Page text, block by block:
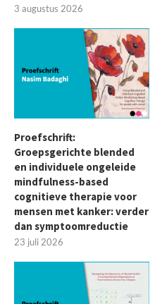
3 augustus 2026
Proefschrift:
Groepsgerichte blended
en individuele ongeleide
mindfulness-based
cognitieve therapie voor
mensen met kanker: verder
dan symptoomreductie
23 juli 2026